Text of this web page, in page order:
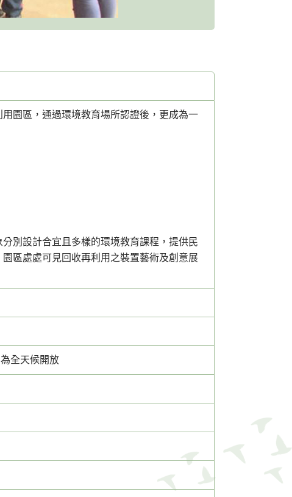
園區，通過環境教育場所認證後，更成為一
別設計合宜且多樣的環境教育課程，提供民
區處處可見回收再利用之裝置藝術及創意展
全天候開放